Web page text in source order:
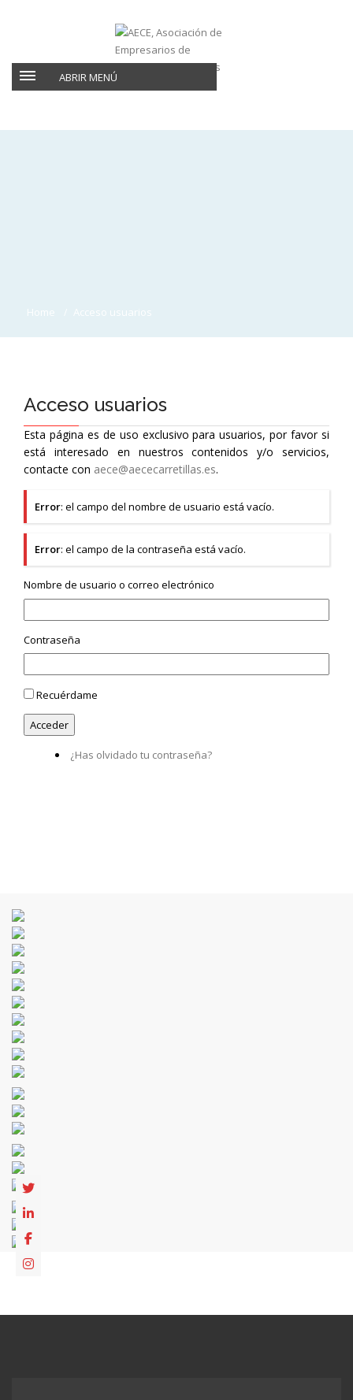
ABRIR MENÚ
Home Acceso usuarios
Acceso usuarios
Esta página es de uso exclusivo para usuarios, por favor si
está interesado en nuestros contenidos y/o servicios,
contacte con aece@aececarretillas.es.
Error: el campo del nombre de usuario está vacío.
Error: el campo de la contraseña está vacío.
Nombre de usuario o correo electrónico
Contraseña
Recuérdame
¿Has olvidado tu contraseña?